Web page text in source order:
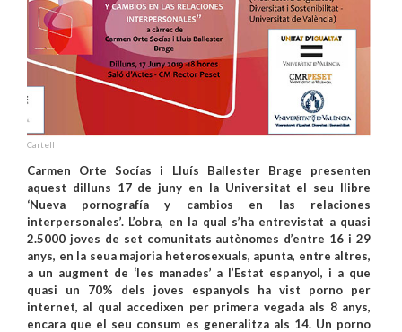
Cartell
Carmen Orte Socías i Lluís Ballester Brage presenten
aquest dilluns 17 de juny en la Universitat el seu llibre
‘Nueva pornografía y cambios en las relaciones
interpersonales’. L’obra, en la qual s’ha entrevistat a quasi
2.5000 joves de set comunitats autònomes d’entre 16 i 29
anys, en la seua majoria heterosexuals, apunta, entre altres,
a un augment de ‘les manades’ a l’Estat espanyol, i a que
quasi un 70% dels joves espanyols ha vist porno per
internet, al qual accedixen per primera vegada als 8 anys,
encara que el seu consum es generalitza als 14. Un porno